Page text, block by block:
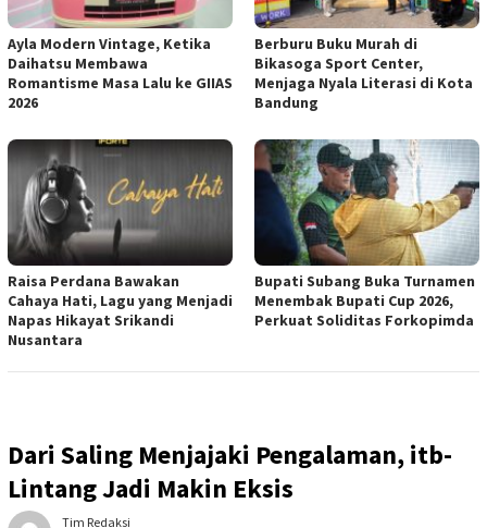
Ayla Modern Vintage, Ketika
Daihatsu Membawa
Romantisme Masa Lalu ke GIIAS
2026
Berburu Buku Murah di
Bikasoga Sport Center,
Menjaga Nyala Literasi di Kota
Bandung
Raisa Perdana Bawakan
Cahaya Hati, Lagu yang Menjadi
Napas Hikayat Srikandi
Nusantara
Bupati Subang Buka Turnamen
Menembak Bupati Cup 2026,
Perkuat Soliditas Forkopimda
Dari Saling Menjajaki Pengalaman, itb-
Lintang Jadi Makin Eksis
Tim Redaksi